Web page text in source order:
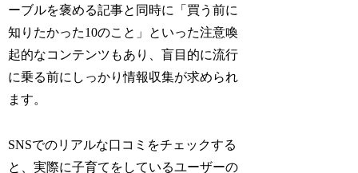
ーブルを褒める記事と同時に「買う前に
知りたかった10のこと」といった注意喚
起的なコンテンツもあり、盲目的に流行
に乗る前にしっかり情報収集が求められ
ます。
SNSでのリアルな口コミをチェックする
と、実際に子育てをしているユーザーの